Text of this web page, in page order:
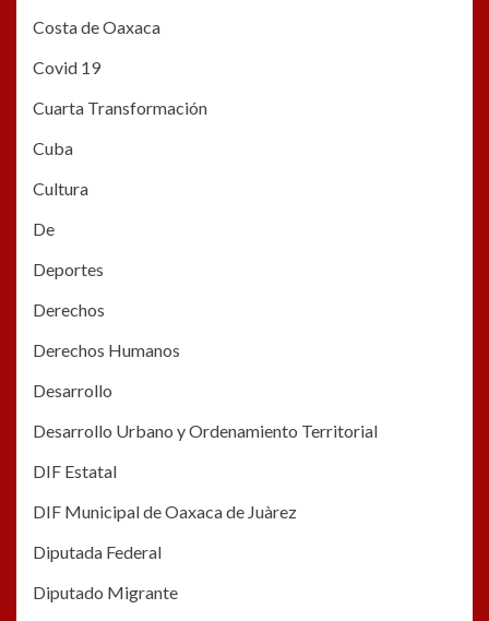
Costa de Oaxaca
Covid 19
Cuarta Transformación
Cuba
Cultura
De
Deportes
Derechos
Derechos Humanos
Desarrollo
Desarrollo Urbano y Ordenamiento Territorial
DIF Estatal
DIF Municipal de Oaxaca de Juàrez
Diputada Federal
Diputado Migrante